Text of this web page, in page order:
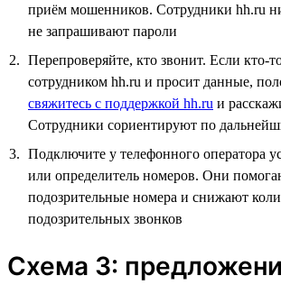
приём мошенников. Сотрудники hh.ru
не запрашивают пароли
Перепроверяйте, кто звонит. Если кто-
сотрудником hh.ru и просит данные,
свяжитесь с поддержкой hh.ru и
Сотрудники сориентируют по
Подключите у телефонного оператора
или определитель номеров. Они
подозрительные номера и снижают
подозрительных звонков
Схема 3: